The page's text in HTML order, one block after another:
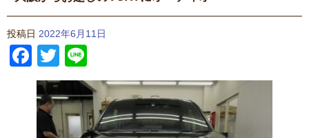
投稿日 2022年6月11日
Facebook
Twitter